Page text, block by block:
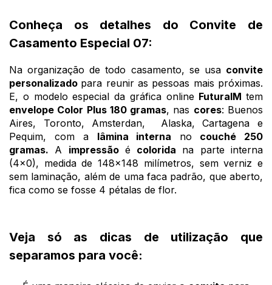
Conheça os detalhes do Convite de
Casamento Especial 07:
Na organização de todo casamento, se usa convite
personalizado para reunir as pessoas mais próximas.
E, o modelo especial da gráfica online FuturaIM tem
envelope Color Plus 180 gramas, nas cores: Buenos
Aires, Toronto, Amsterdan, Alaska, Cartagena e
Pequim, com a lâmina interna no couché 250
gramas. A impressãoé colorida na parte interna
(4x0), medida de 148x148 milímetros, sem verniz e
sem laminação, além de uma faca padrão, que aberto,
fica como se fosse 4 pétalas de flor.
Veja só as dicas de utilização que
separamos para você: